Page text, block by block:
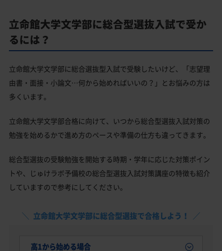
立命館大学文学部に総合型選抜入試で受か
るには？
立命館大学文学部に総合選抜型入試で受験したいけど、「志望理
由書・面接・小論文…何から始めればいいの？」とお悩みの方は
多くいます。
立命館大学文学部合格に向けて、いつから総合型選抜入試対策の
勉強を始めるかで進め方のペースや準備の仕方も違ってきます。
総合型選抜の受験勉強を開始する時期・学年に応じた対策ポイン
トや、じゅけラボ予備校の総合型選抜入試対策講座の特徴も紹介
していますので参考にしてください。
立命館大学文学部に総合型選抜で合格しよう！
高1から始める場合